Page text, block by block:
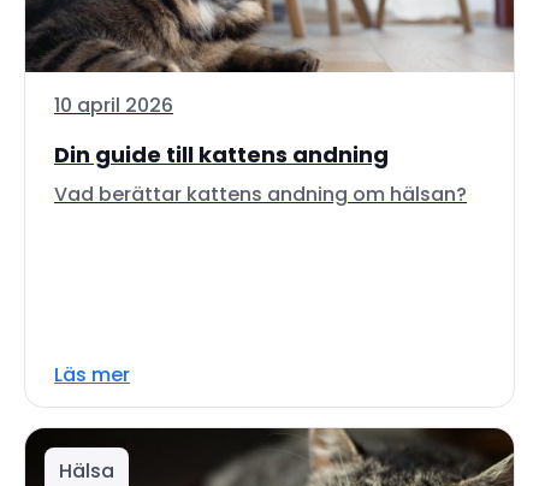
10 april 2026
Din guide till kattens andning
Vad berättar kattens andning om hälsan?
Läs mer
Hälsa